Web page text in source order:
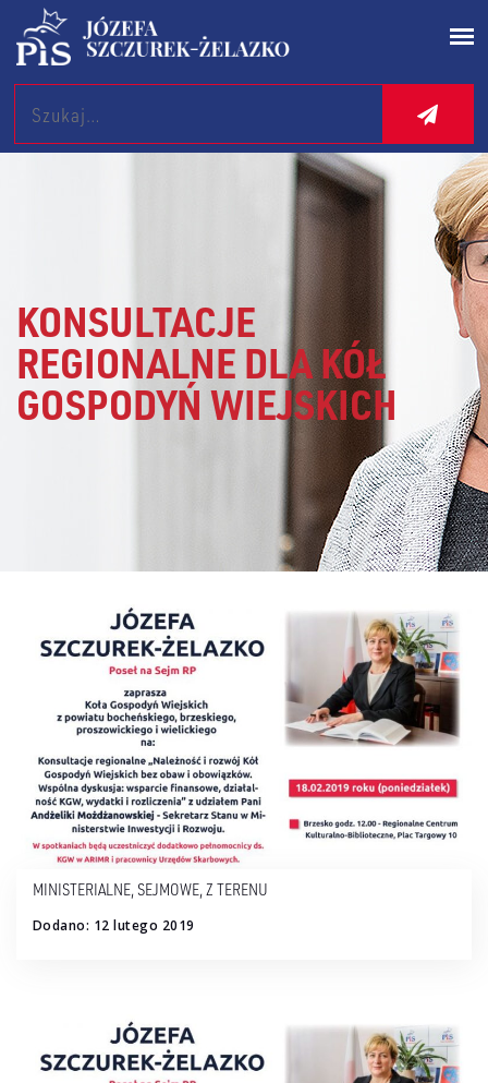
Search
KONSULTACJE
REGIONALNE DLA KÓŁ
GOSPODYŃ WIEJSKICH
MINISTERIALNE, SEJMOWE, Z TERENU
Dodano: 12 lutego 2019